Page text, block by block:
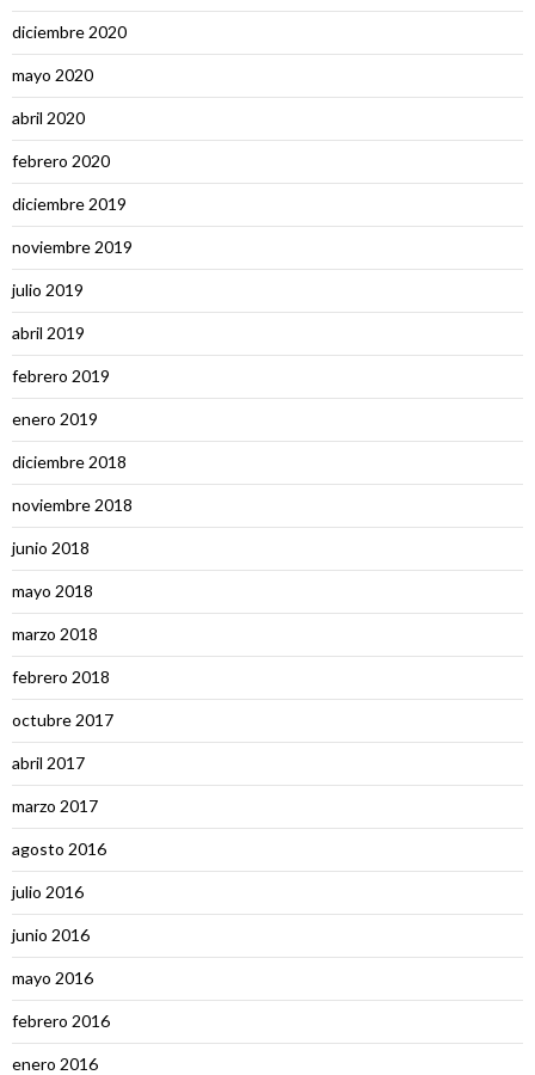
diciembre 2020
mayo 2020
abril 2020
febrero 2020
diciembre 2019
noviembre 2019
julio 2019
abril 2019
febrero 2019
enero 2019
diciembre 2018
noviembre 2018
junio 2018
mayo 2018
marzo 2018
febrero 2018
octubre 2017
abril 2017
marzo 2017
agosto 2016
julio 2016
junio 2016
mayo 2016
febrero 2016
enero 2016